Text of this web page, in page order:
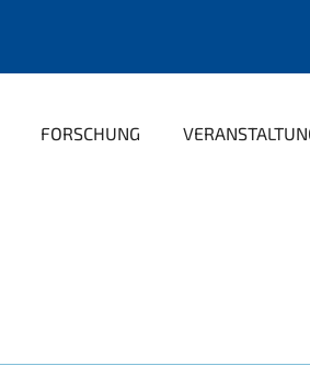
FORSCHUNG